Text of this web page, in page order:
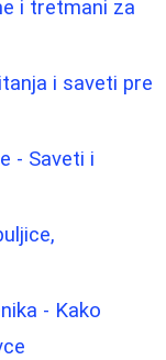
i tretmani za
i saveti pre
- Saveti i
- Kako